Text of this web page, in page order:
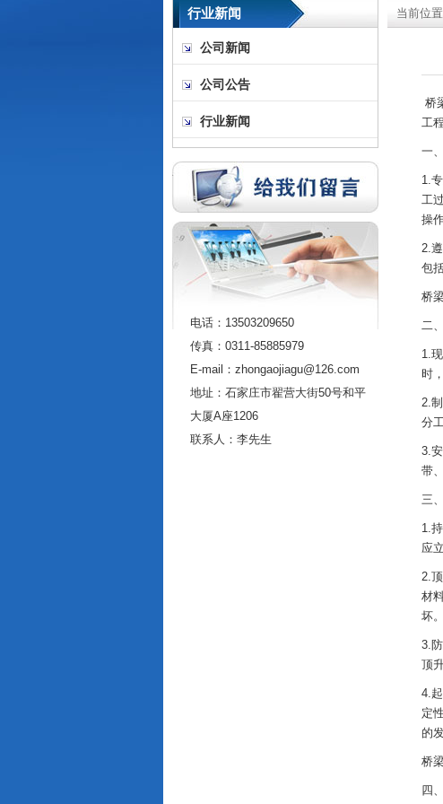
当前位
桥
工
一
1.
工
操
2.
包
桥
二
1.
时
2.
分
3.
带
三
1.
应
2.
材
坏
3.
顶
4.
定
的
桥
四
行业新闻
公司新闻
公司公告
行业新闻
电话：13503209650
传真：0311-85885979
E-mail：zhongaojiagu@126.com
地址：石家庄市翟营大街50号和平
大厦A座1206
联系人：李先生